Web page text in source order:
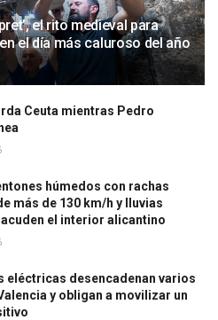
el rito medieval para
el día más caluroso del año
Ceuta mientras Pedro
húmedos con rachas
más de 130 km/h y lluvias
el interior alicantino
eléctricas desencadenan varios
y obligan a movilizar un